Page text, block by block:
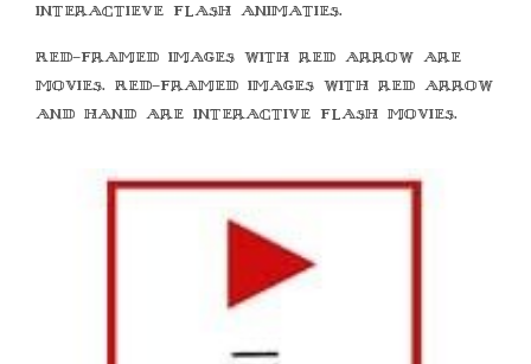
interactieve flash animaties.
Red-framed images with red arrow are
movies. Red-framed images with red arrow
and hand are interactive flash movies.